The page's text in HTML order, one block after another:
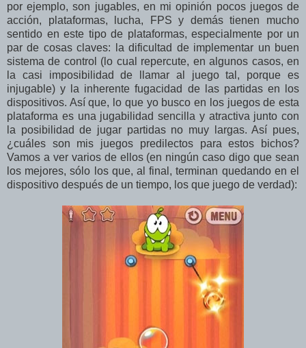
por ejemplo, son jugables, en mi opinión pocos juegos de
acción, plataformas, lucha, FPS y demás tienen mucho
sentido en este tipo de plataformas, especialmente por un
par de cosas claves: la dificultad de implementar un buen
sistema de control (lo cual repercute, en algunos casos, en
la casi imposibilidad de llamar al juego tal, porque es
injugable) y la inherente fugacidad de las partidas en los
dispositivos. Así que, lo que yo busco en los juegos de esta
plataforma es una jugabilidad sencilla y atractiva junto con
la posibilidad de jugar partidas no muy largas. Así pues,
¿cuáles son mis juegos predilectos para estos bichos?
Vamos a ver varios de ellos (en ningún caso digo que sean
los mejores, sólo los que, al final, terminan quedando en el
dispositivo después de un tiempo, los que juego de verdad):